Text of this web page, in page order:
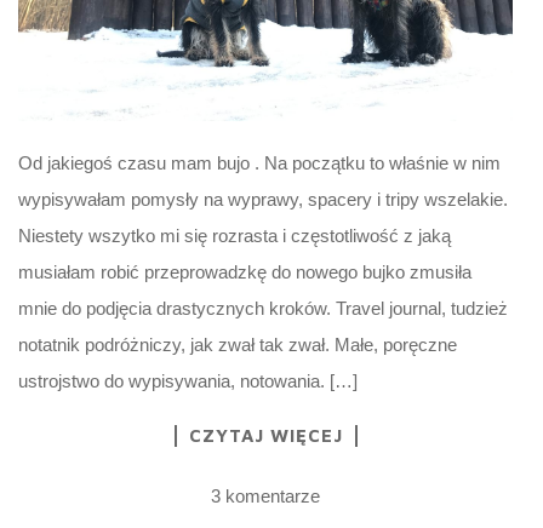
Od jakiegoś czasu mam bujo . Na początku to właśnie w nim
wypisywałam pomysły na wyprawy, spacery i tripy wszelakie.
Niestety wszytko mi się rozrasta i częstotliwość z jaką
musiałam robić przeprowadzkę do nowego bujko zmusiła
mnie do podjęcia drastycznych kroków. Travel journal, tudzież
notatnik podróżniczy, jak zwał tak zwał. Małe, poręczne
ustrojstwo do wypisywania, notowania. […]
CZYTAJ WIĘCEJ
3 komentarze